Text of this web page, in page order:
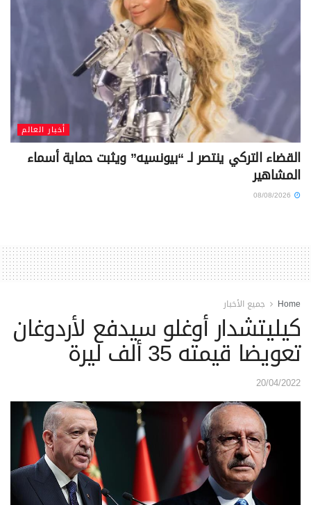
أخبار العالم
القضاء التركي ينتصر لـ “بيونسيه” ويثبت حماية أسماء
المشاهير
Home جميع الأخبار
كيليتشدار أوغلو سيدفع لأردوغان
تعويضا قيمته 35 ألف ليرة
20/04/2022